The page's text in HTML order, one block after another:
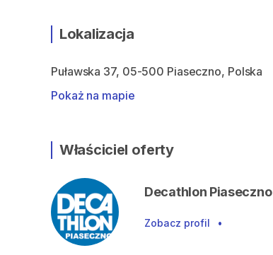
Lokalizacja
Puławska 37, 05-500 Piaseczno, Polska
Pokaż na mapie
Właściciel oferty
Decathlon Piaseczno
Zobacz profil •